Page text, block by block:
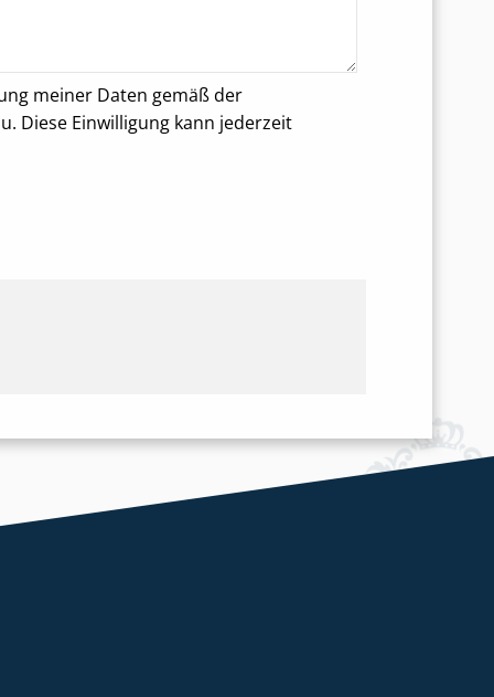
meiner Daten gemäß der
Diese Einwilligung kann jederzeit